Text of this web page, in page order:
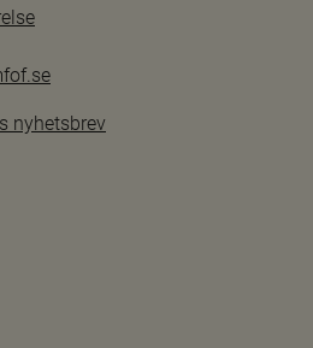
nyhetsbrev